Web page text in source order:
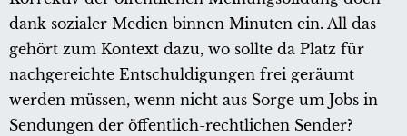
dank sozialer Medien binnen Minuten ein. All das
gehört zum Kontext dazu, wo sollte da Platz für
nachgereichte Entschuldigungen frei geräumt
werden müssen, wenn nicht aus Sorge um Jobs in
Sendungen der öffentlich-rechtlichen Sender?